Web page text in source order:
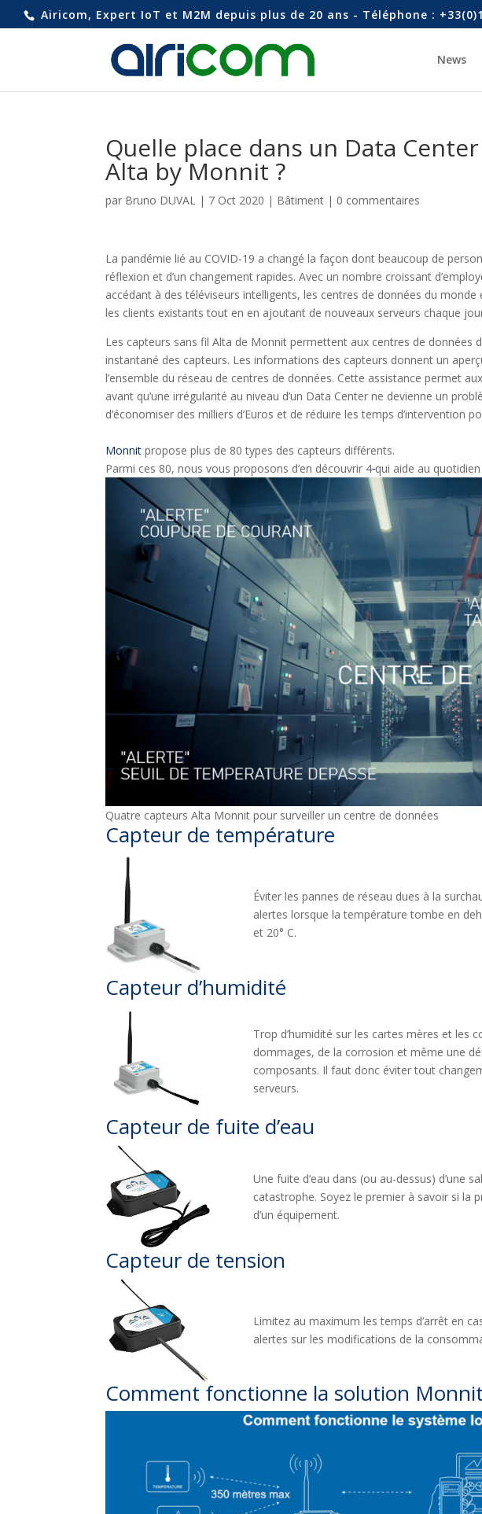
Airicom, Expert IoT et M2M depuis plus de 20 ans - Téléphone :
News
Quelle place dans un Data
Alta by Monnit ?
par Bruno DUVAL | 7 Oct 2020 | Bâtiment | 0 commentaires
La pandémie lié au COVID-19 a changé la façon dont beaucoup de
réflexion et d’un changement rapides. Avec un nombre croissant
accédant à des téléviseurs intelligents, les centres de données du
les clients existants tout en en ajoutant de nouveaux serveurs chaque
Les capteurs sans fil Alta de Monnit permettent aux centres de données
instantané des capteurs. Les informations des capteurs donnent un
l’ensemble du réseau de centres de données. Cette assistance permet
avant qu’une irrégularité au niveau d’un Data Center ne devienne un
d’économiser des milliers d’Euros et de réduire les temps d’intervention
Monnitpropose plus de 80 types des capteurs différents.
Parmi ces 80, nous vous proposons d’en découvrir 4 qui aide au
Quatre capteurs Alta Monnit pour surveiller un centre de données
Capteur de température
Éviter les pannes de réseau dues à la
alertes lorsque la température tombe en
et 20° C.
Capteur d’humidité
Trop d’humidité sur les cartes mères et les
dommages, de la corrosion et même une
composants. Il faut donc éviter tout
serveurs.
Capteur de fuite d’eau
Une fuite d’eau dans (ou au-dessus) d’une
catastrophe. Soyez le premier à savoir si la
d’un équipement.
Capteur de tension
Limitez au maximum les temps d’arrêt en
alertes sur les modifications de la
Comment fonctionne la solution